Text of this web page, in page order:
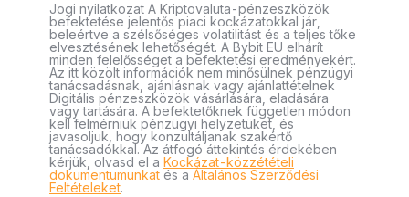
Jogi nyilatkozat A Kriptovaluta-pénzeszközök
befektetése jelentős piaci kockázatokkal jár,
beleértve a szélsőséges volatilitást és a teljes tőke
elvesztésének lehetőségét. A Bybit EU elhárít
minden felelősséget a befektetési eredményekért.
Az itt közölt információk nem minősülnek pénzügyi
tanácsadásnak, ajánlásnak vagy ajánlattételnek
Digitális pénzeszközök vásárlására, eladására
vagy tartására. A befektetőknek független módon
kell felmérniük pénzügyi helyzetüket, és
javasoljuk, hogy konzultáljanak szakértő
tanácsadókkal. Az átfogó áttekintés érdekében
kérjük, olvasd el a Kockázat-közzétételi
dokumentumunkat és a Általános Szerződési
Feltételeket.